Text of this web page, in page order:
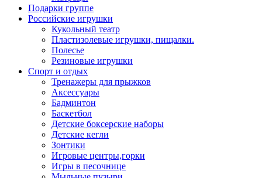
Подарки группе
Российские игрушки
Кукольный театр
Пластизолевые игрушки, пищалки.
Полесье
Резиновые игрушки
Спорт и отдых
Тренажеры для прыжков
Аксессуары
Бадминтон
Баскетбол
Детские боксерские наборы
Детские кегли
Зонтики
Игровые центры,горки
Игры в песочнице